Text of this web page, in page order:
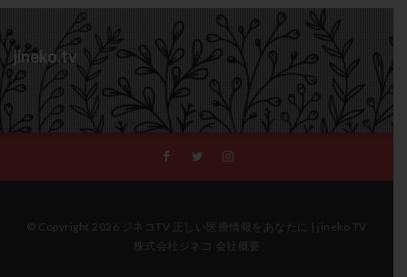
jineko.tv
© Copyright 2026 ジネコTV 正しい医療情報をあなたに | jineko TV
株式会社ジネコ 会社概要